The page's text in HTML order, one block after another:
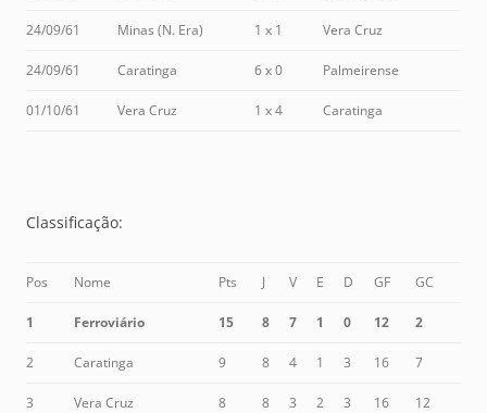
24/09/61 Minas (N. Era) 1 x 1 Vera Cruz
24/09/61 Caratinga 6 x 0 Palmeirense
01/10/61 Vera Cruz 1 x 4 Caratinga
Classificação:
Pos Nome Pts J V E D GF GC
1 Ferroviário 15 8 7 1 0 12 2
2 Caratinga 9 8 4 1 3 16 7
3 Vera Cruz 8 8 3 2 3 16 12